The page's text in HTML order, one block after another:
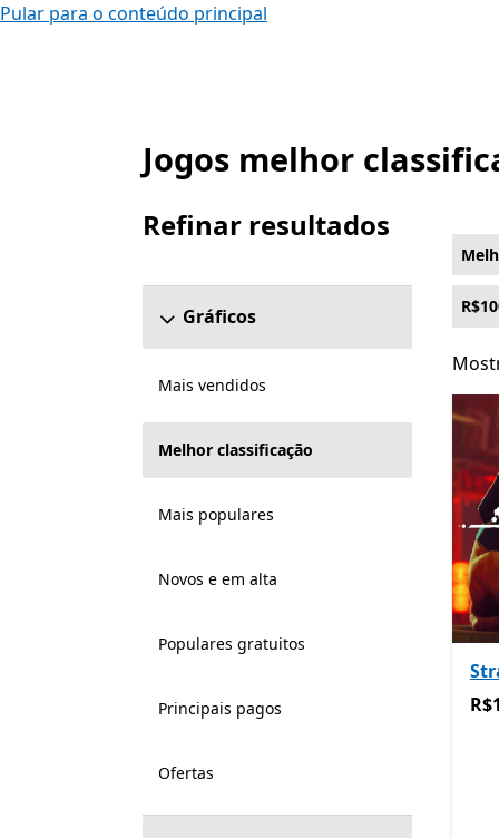
Pular para o conteúdo principal
Listar Microsoft.com
Jogos melhor
Refinar resultados
Gráficos
Mais vendidos
Melhor classificação
Mais populares
Novos e em alta
Populares gratuitos
Principais pagos
Ofertas